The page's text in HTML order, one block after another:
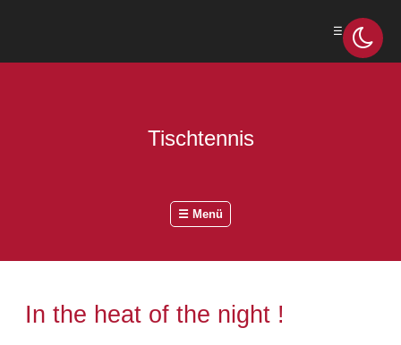
☰ Menü
Tischtennis
☰ Menü
In the heat of the night !